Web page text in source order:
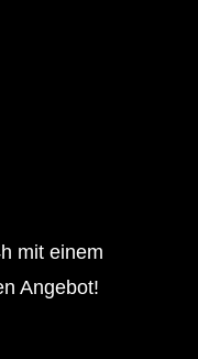
mit einem
Angebot!